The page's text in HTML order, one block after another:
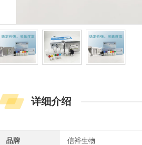
详细介绍
品牌 信裕生物